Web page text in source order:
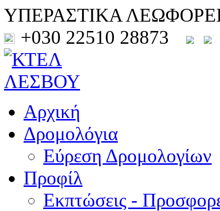
ΥΠΕΡΑΣΤΙΚΑ
+030 22510 28873
Αρχική
Δρομολόγια
Εύρεση Δρομολογίων
Προφίλ
Εκπτώσεις -